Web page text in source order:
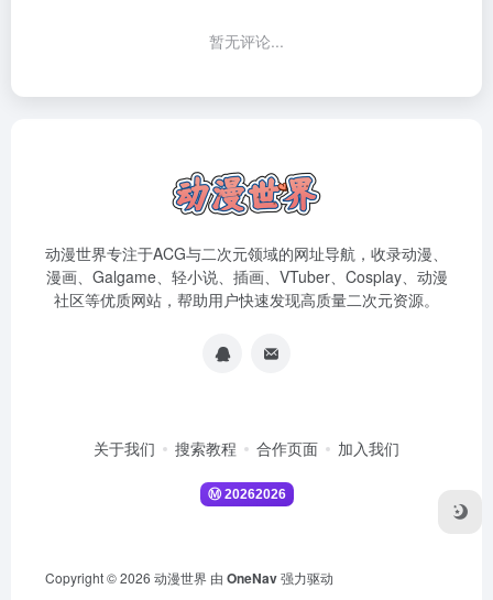
暂无评论...
动漫世界专注于ACG与二次元领域的网址导航，收录动漫、
漫画、Galgame、轻小说、插画、VTuber、Cosplay、动漫
社区等优质网站，帮助用户快速发现高质量二次元资源。
关于我们 搜索教程 合作页面 加入我们
Copyright © 2026 动漫世界 由 OneNav强力驱动